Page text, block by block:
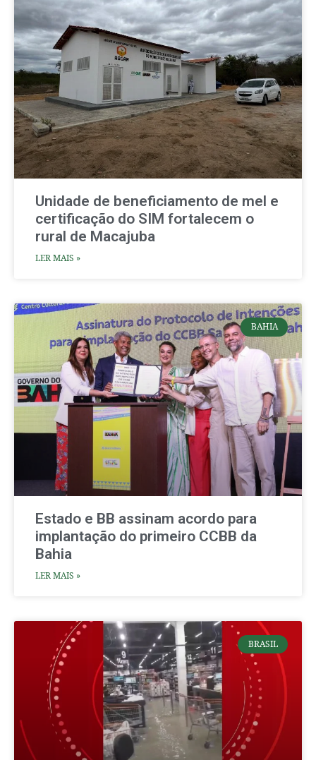
Unidade de beneficiamento de mel e
certificação do SIM fortalecem o
rural de Macajuba
LER MAIS »
BAHIA
Estado e BB assinam acordo para
implantação do primeiro CCBB da
Bahia
LER MAIS »
BRASIL